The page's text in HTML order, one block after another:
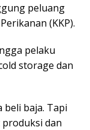
peluang
(KKP).
pelaku
storage dan
beli baja. Tapi
dan